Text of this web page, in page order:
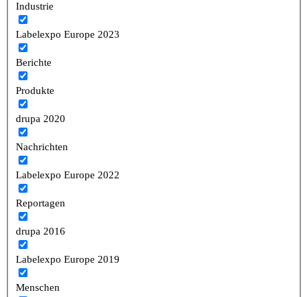
Industrie
Labelexpo Europe 2023
Berichte
Produkte
drupa 2020
Nachrichten
Labelexpo Europe 2022
Reportagen
drupa 2016
Labelexpo Europe 2019
Menschen